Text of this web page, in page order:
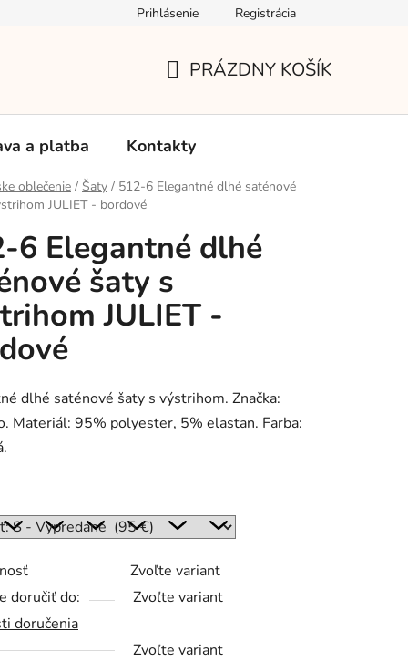
Používanie súborov Cookies Reklamačný poriadok
Prihlásenie Registrácia
KOŠÍK
PRÁZDNY KOŠÍK
a platba Kontakty
oblečenie / Šaty / 512-6 Elegantné dlhé saténové
JULIET - bordové
6 Elegantné dlhé
šaty s
JULIET -
dlhé saténové šaty s výstrihom. Značka:
Materiál: 95% polyester, 5% elastan. Farba:
Zvoľte variant
doručiť do:
Zvoľte variant
doručenia
Zvoľte variant